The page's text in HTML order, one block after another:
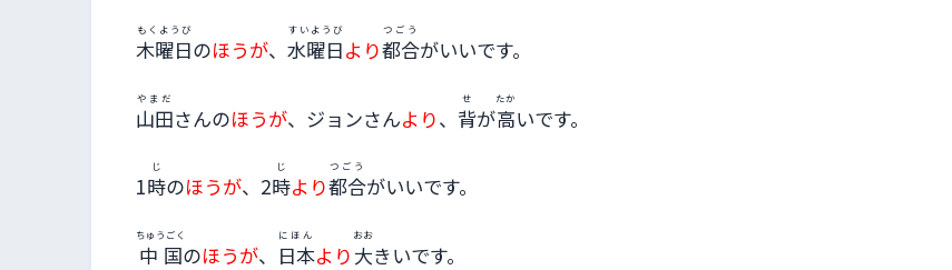
木曜日
もくようび
のほうが、 水曜日
すいようび
より都合
つごう
がいいです。
山田
やまだ
さんのほうが、ジョンさんより、 背
せ
が高
たか
いです。
1時
じ
のほうが、2時
じ
より都合
つごう
がいいです。
中国
ちゅうごく
のほうが、 日本
にほん
より 大
おお
きいです。